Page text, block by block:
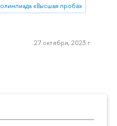
олимпиада «Высшая проба»
27 октября, 2023 г.